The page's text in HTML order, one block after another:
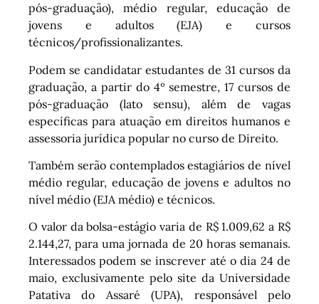
pós-graduação), médio regular, educação de
jovens e adultos (EJA) e cursos
técnicos/profissionalizantes.
Podem se candidatar estudantes de 31 cursos da
graduação, a partir do 4º semestre, 17 cursos de
pós-graduação (lato sensu), além de vagas
específicas para atuação em direitos humanos e
assessoria jurídica popular no curso de Direito.
Também serão contemplados estagiários de nível
médio regular, educação de jovens e adultos no
nível médio (EJA médio) e técnicos.
O valor da bolsa-estágio varia de R$ 1.009,62 a R$
2.144,27, para uma jornada de 20 horas semanais.
Interessados podem se inscrever até o dia 24 de
maio, exclusivamente pelo site da Universidade
Patativa do Assaré (UPA), responsável pelo